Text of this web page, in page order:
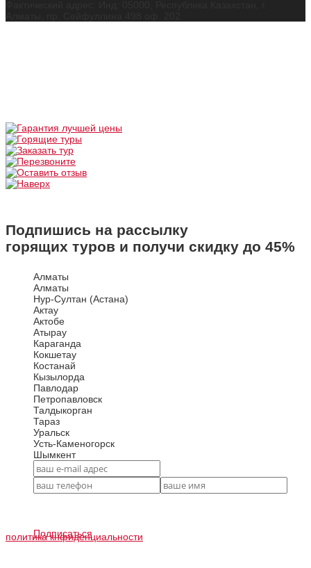
Подпишись на рассылку
горящих туров и получи скидку до 45%
Алматы
Алматы
Нур-Султан (Астана)
Актау
Актобе
Атырау
Караганда
Кокшетау
Костанай
Кызылорда
Павлодар
Петропавловск
Талдыкорган
Тараз
Уральск
Усть-Каменогорск
Шымкент
политика кнфиденциальности
Подписаться